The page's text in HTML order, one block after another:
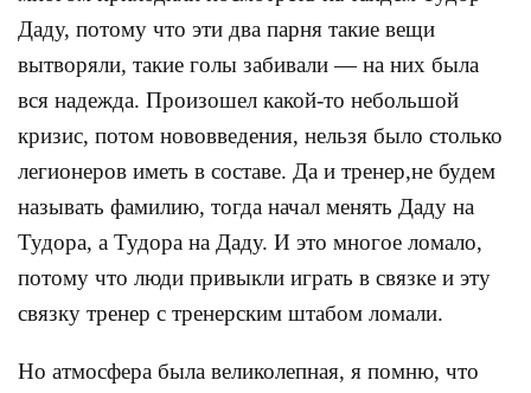
Даду, потому что эти два парня такие вещи
вытворяли, такие голы забивали — на них была
вся надежда. Произошел какой-то небольшой
кризис, потом нововведения, нельзя было столько
легионеров иметь в составе. Да и тренер,не будем
называть фамилию, тогда начал менять Даду на
Тудора, а Тудора на Даду. И это многое ломало,
потому что люди привыкли играть в связке и эту
связку тренер с тренерским штабом ломали.
Но атмосфера была великолепная, я помню, что